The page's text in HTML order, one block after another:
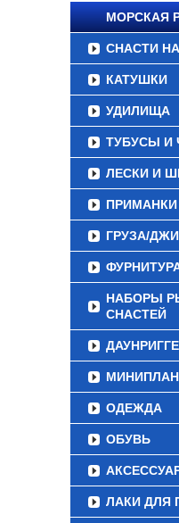
МОРСКАЯ
СНАСТИ
КАТУШКИ
УДИЛИЩА
ТУБУСЫ И
ЛЕСКИ И
ПРИМАНКИ
ГРУЗА/
НАБОРЫ
СНАСТЕЙ
ОДЕЖДА
ОБУВЬ
ЛАКИ ДЛЯ